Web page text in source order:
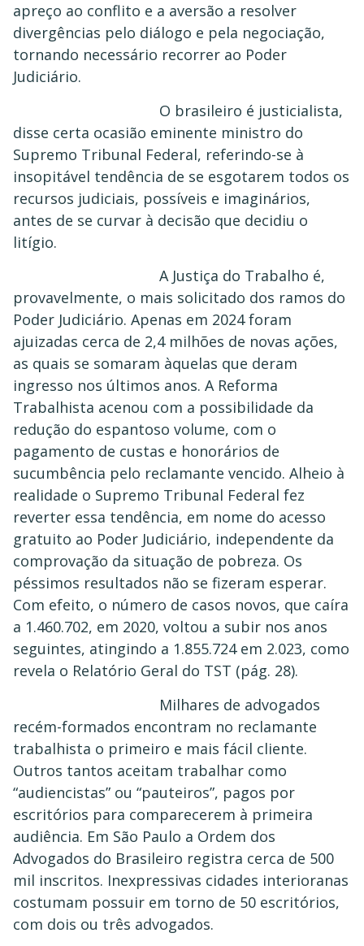
apreço ao conflito e a aversão a resolver
divergências pelo diálogo e pela negociação,
tornando necessário recorrer ao Poder
Judiciário.
O brasileiro é justicialista,
disse certa ocasião eminente ministro do
Supremo Tribunal Federal, referindo-se à
insopitável tendência de se esgotarem todos os
recursos judiciais, possíveis e imaginários,
antes de se curvar à decisão que decidiu o
litígio.
A Justiça do Trabalho é,
provavelmente, o mais solicitado dos ramos do
Poder Judiciário. Apenas em 2024 foram
ajuizadas cerca de 2,4 milhões de novas ações,
as quais se somaram àquelas que deram
ingresso nos últimos anos. A Reforma
Trabalhista acenou com a possibilidade da
redução do espantoso volume, com o
pagamento de custas e honorários de
sucumbência pelo reclamante vencido. Alheio à
realidade o Supremo Tribunal Federal fez
reverter essa tendência, em nome do acesso
gratuito ao Poder Judiciário, independente da
comprovação da situação de pobreza. Os
péssimos resultados não se fizeram esperar.
Com efeito, o número de casos novos, que caíra
a 1.460.702, em 2020, voltou a subir nos anos
seguintes, atingindo a 1.855.724 em 2.023, como
revela o Relatório Geral do TST (pág. 28).
Milhares de advogados
recém-formados encontram no reclamante
trabalhista o primeiro e mais fácil cliente.
Outros tantos aceitam trabalhar como
“audiencistas” ou “pauteiros”, pagos por
escritórios para comparecerem à primeira
audiência. Em São Paulo a Ordem dos
Advogados do Brasileiro registra cerca de 500
mil inscritos. Inexpressivas cidades interioranas
costumam possuir em torno de 50 escritórios,
com dois ou três advogados.